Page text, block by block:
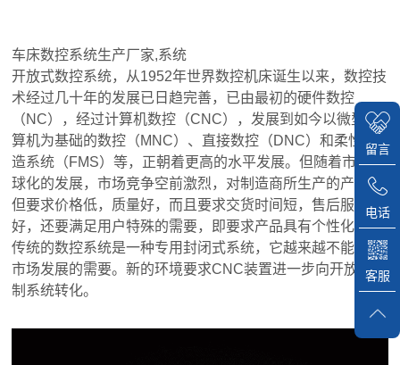
车床数控系统生产厂家,系统
开放式数控系统，从1952年世界数控机床诞生以来，数控技
术经过几十年的发展已日趋完善，已由最初的硬件数控
（NC），经过计算机数控（CNC），发展到如今以微型计
算机为基础的数控（MNC）、直接数控（DNC）和柔性制
造系统（FMS）等，正朝着更高的水平发展。但随着市场全
球化的发展，市场竞争空前激烈，对制造商所生产的产品不
但要求价格低，质量好，而且要求交货时间短，售后服务
好，还要满足用户特殊的需要，即要求产品具有个性化。而
传统的数控系统是一种专用封闭式系统，它越来越不能满足
市场发展的需要。新的环境要求CNC装置进一步向开放式控
制系统转化。
留言
电话
客服